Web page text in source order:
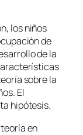
los niños
de
de la
sobre la
El
hipótesis.
en